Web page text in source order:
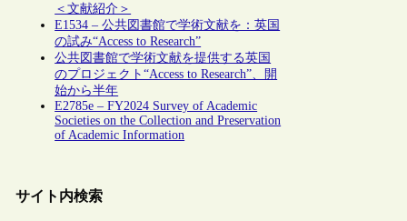
＜文献紹介＞
E1534 – 公共図書館で学術文献を：英国
の試み“Access to Research”
公共図書館で学術文献を提供する英国
のプロジェクト“Access to Research”、開
始から半年
E2785e – FY2024 Survey of Academic
Societies on the Collection and Preservation
of Academic Information
サイト内検索